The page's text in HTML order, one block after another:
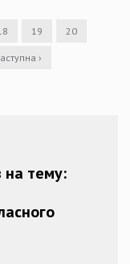
19 20
›
на тему: